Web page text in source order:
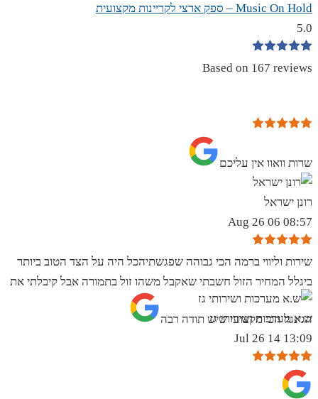
Music On Hold – ספק ארצי לקריינות מקצועית
5.0
Based on 167 reviews
שרות וואוו אין עליכם
רונן ישראל
08:57 06 Aug 26
שירות וליווי ברמה הכי גבוהה שפגשתיהכל היה על הצד הטוב ביותר
ביגלל המחיר הזול חשבתי שאקבל משהו זול בתמורה אבל קיבלתי את
הגינגל הכי מקצועי שיש תודה רבה
ש.א מערכות ושירותי גז
13:09 14 Jul 26